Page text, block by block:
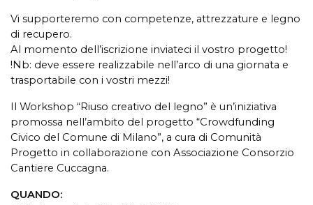
Vi supporteremo con competenze, attrezzature e legno
di recupero.
Al momento dell’iscrizione inviateci il vostro progetto!
!Nb: deve essere realizzabile nell’arco di una giornata e
trasportabile con i vostri mezzi!
Il Workshop “Riuso creativo del legno” è un’iniziativa
promossa nell’ambito del progetto “Crowdfunding
Civico del Comune di Milano”, a cura di Comunità
Progetto in collaborazione con Associazione Consorzio
Cantiere Cuccagna.
QUANDO: